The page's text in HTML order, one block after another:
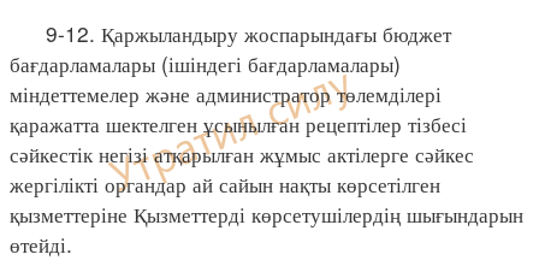
9-12. Қаржыландыру жоспарындағы бюджет
бағдарламалары (ішіндегі бағдарламалары)
міндеттемелер және администратор төлемділері
қаражатта шектелген ұсынылған рецептілер тізбесі
сәйкестік негізі атқарылған жұмыс актілерге сәйкес
жергілікті органдар ай сайын нақты көрсетілген
қызметтеріне Қызметтерді көрсетушілердің шығындарын
өтейді.